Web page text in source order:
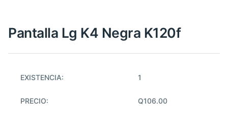
Pantalla Lg K4 Negra K120f
EXISTENCIA: 1
PRECIO: Q106.00